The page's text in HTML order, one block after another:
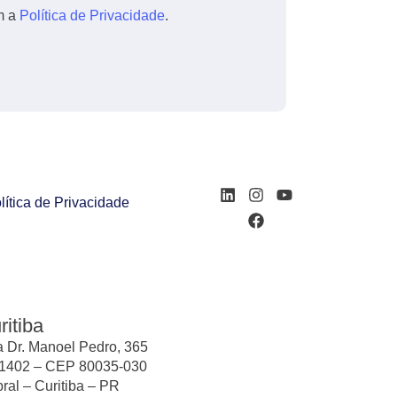
a Política de Privacidade.
de Privacidade
Dr. Manoel Pedro, 365
– CEP 80035-030
– Curitiba – PR